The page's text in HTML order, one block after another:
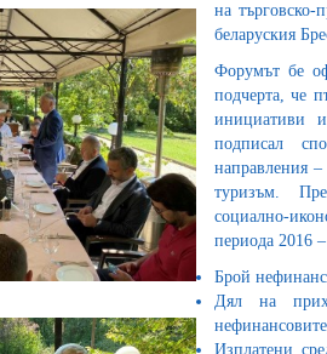
на търговско-
беларуския
Форумът бе
подчерта, че
инициативи
подписал
направления
туризъм.
социално-
периода 2016
Брой
Дял на
Изплатени